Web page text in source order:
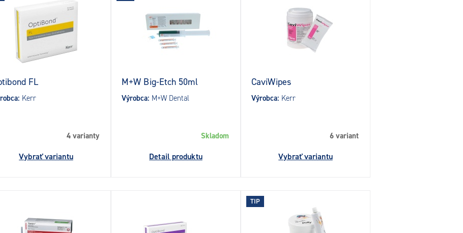
FL
Kerr
4 varianty
Vybrať variantu
M+W Big-Etch 50ml
Výrobca: M+W Dental
Skladom
Detail produktu
CaviWipes
Výrobca: Kerr
6 variant
Vybrať variantu
TIP